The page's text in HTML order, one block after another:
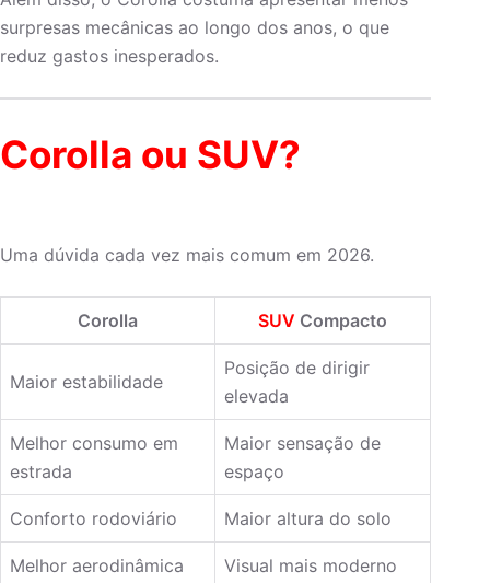
surpresas mecânicas ao longo dos anos, o que
reduz gastos inesperados.
Corolla ou SUV?
Uma dúvida cada vez mais comum em 2026.
Corolla SUV Compacto
Maior estabilidade
Posição de dirigir
elevada
Melhor consumo em
estrada
Maior sensação de
espaço
Conforto rodoviário Maior altura do solo
Melhor aerodinâmica Visual mais moderno